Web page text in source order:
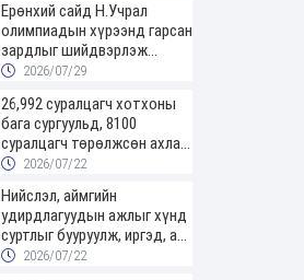
Ерөнхий сайд Н.Учрал
олимпиадын хүрээнд гарсан
зардлыг шийдвэрлэж
өгөхөөр болов
2026/07/29
26,992 суралцагч хотхоны
бага сургуульд, 8100
суралцагч төрөлжсөн ахлах
сургуульд суралцана
2026/07/22
Нийслэл, аймгийн
удирдлагуудын ажлыг хүнд
суртлыг бууруулж, иргэд, аж
ахуйн нэгжийн ачааг хэрхэн
2026/07/22